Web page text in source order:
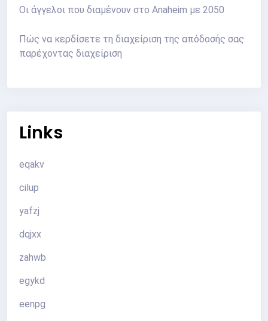
Οι άγγελοι που διαμένουν στο Anaheim με 2050
Πώς να κερδίσετε τη διαχείριση της απόδοσής σας
παρέχοντας διαχείριση
Links
eqakv
cilup
yafzj
dqjxx
zahwb
egykd
eenpg